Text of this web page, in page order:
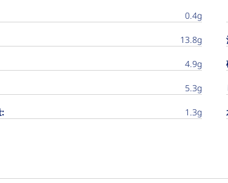
0.4g
13.8g
4.9g
5.3g
:
1.3g